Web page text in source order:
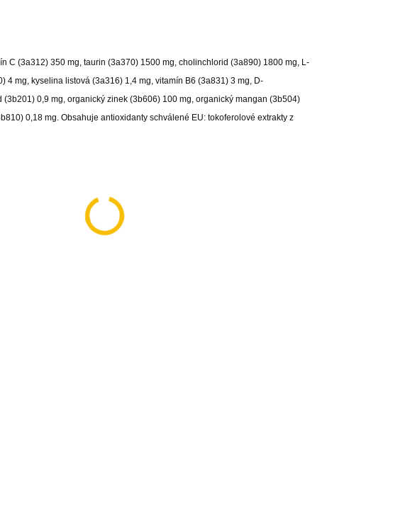
C (3a312) 350 mg, taurin (3a370) 1500 mg, cholinchlorid (3a890) 1800 mg, L-
4 mg, kyselina listová (3a316) 1,4 mg, vitamín B6 (3a831) 3 mg, D-
0,9 mg, organický zinek (3b606) 100 mg, organický mangan (3b504)
0,18 mg. Obsahuje antioxidanty schválené EU: tokoferolové extrakty z